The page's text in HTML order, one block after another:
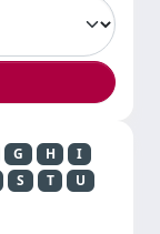
G H
I
S T
U